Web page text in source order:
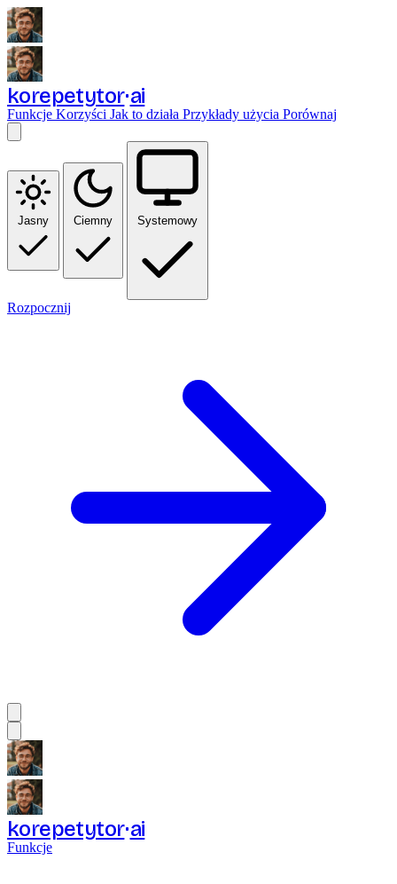
korepetytor ai
Funkcje Korzyści Jak to działa Przykłady użycia Porównaj
Jasny Ciemny Systemowy
Rozpocznij
korepetytor ai
Funkcje